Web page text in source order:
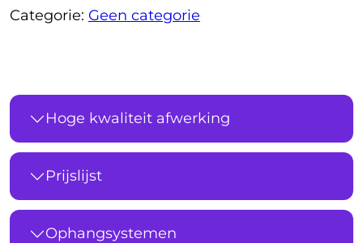
Categorie: Geen categorie
Hoge kwaliteit afwerking
Prijslijst
Ophangsystemen